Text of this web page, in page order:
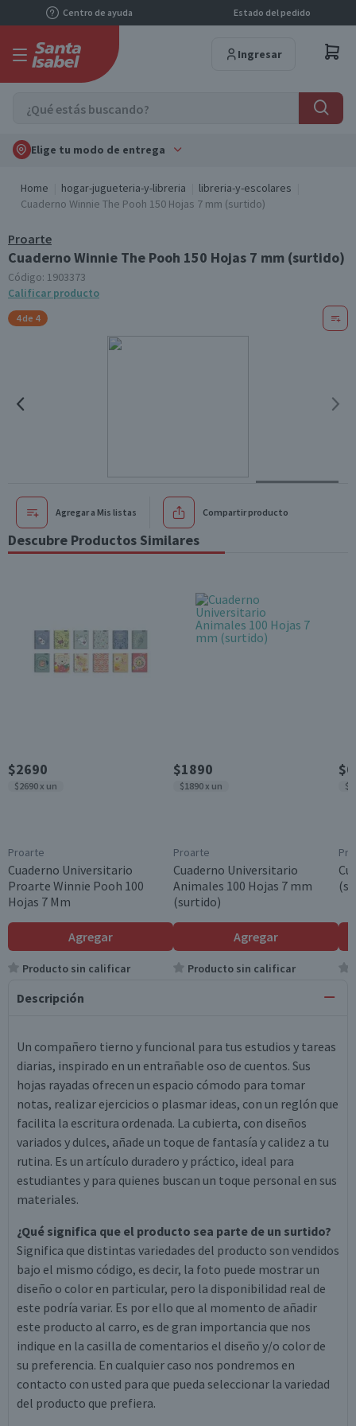
Centro de ayuda Estado del pedido
Ingresar
Elige tu modo de entrega
Home hogar-jugueteria-y-libreria
libreria-y-escolares
Cuaderno Winnie The Pooh 150 Hojas 7 mm (surtido)
Proarte
Cuaderno Winnie The Pooh 150 Hojas 7 mm (surtido)
Código: 1903373
Calificar producto
4 de 4
Agregar a Mis listas Compartir producto
Descubre Productos Similares
$2690
$2690 x un
Proarte
Cuaderno Universitario
Proarte Winnie Pooh 100
Hojas 7 Mm
Agregar
Producto sin calificar
$1890
$1890 x un
Proarte
Cuaderno Universitario
Animales 100 Hojas 7 mm
(surtido)
Agregar
Producto sin calificar
Descripción
Un compañero tierno y funcional para tus estudios y tareas
diarias, inspirado en un entrañable oso de cuentos. Sus
hojas rayadas ofrecen un espacio cómodo para tomar
notas, realizar ejercicios o plasmar ideas, con un reglón que
facilita la escritura ordenada. La cubierta, con diseños
variados y dulces, añade un toque de fantasía y calidez a tu
rutina. Es un artículo duradero y práctico, ideal para
estudiantes y para quienes buscan un toque personal en sus
materiales.
¿Qué significa que el producto sea parte de un surtido?
Significa que distintas variedades del producto son vendidos
bajo el mismo código, es decir, la foto puede mostrar un
diseño o color en particular, pero la disponibilidad real de
este podría variar. Es por ello que al momento de añadir
este producto al carro, es de gran importancia que nos
indique en la casilla de comentarios el diseño y/o color de
su preferencia. En cualquier caso nos pondremos en
contacto con usted para que pueda seleccionar la variedad
del producto que prefiera.